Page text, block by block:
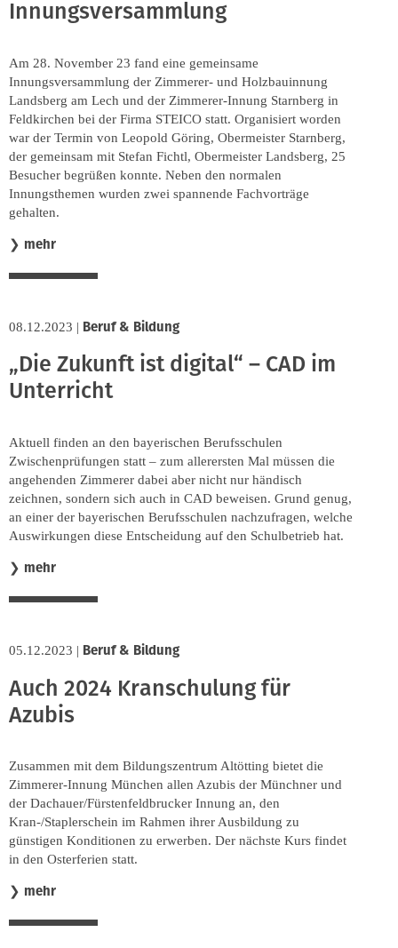
Innungsversammlung
Am 28. November 23 fand eine gemeinsame
Innungsversammlung der Zimmerer- und Holzbauinnung
Landsberg am Lech und der Zimmerer-Innung Starnberg in
Feldkirchen bei der Firma STEICO statt. Organisiert worden
war der Termin von Leopold Göring, Obermeister Starnberg,
der gemeinsam mit Stefan Fichtl, Obermeister Landsberg, 25
Besucher begrüßen konnte. Neben den normalen
Innungsthemen wurden zwei spannende Fachvorträge
gehalten.
❯ mehr
08.12.2023 | Beruf & Bildung
„Die Zukunft ist digital“ – CAD im
Unterricht
Aktuell finden an den bayerischen Berufsschulen
Zwischenprüfungen statt – zum allerersten Mal müssen die
angehenden Zimmerer dabei aber nicht nur händisch
zeichnen, sondern sich auch in CAD beweisen. Grund genug,
an einer der bayerischen Berufsschulen nachzufragen, welche
Auswirkungen diese Entscheidung auf den Schulbetrieb hat.
❯ mehr
05.12.2023 | Beruf & Bildung
Auch 2024 Kranschulung für
Azubis
Zusammen mit dem Bildungszentrum Altötting bietet die
Zimmerer-Innung München allen Azubis der Münchner und
der Dachauer/Fürstenfeldbrucker Innung an, den
Kran-/Staplerschein im Rahmen ihrer Ausbildung zu
günstigen Konditionen zu erwerben. Der nächste Kurs findet
in den Osterferien statt.
❯ mehr